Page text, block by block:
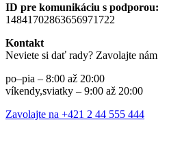
ID pre komunikáciu s podporou:
14841702863656971722
Kontakt
Neviete si dať rady? Zavolajte nám
po–pia – 8:00 až 20:00
víkendy,sviatky – 9:00 až 20:00
Zavolajte na +421 2 44 555 444